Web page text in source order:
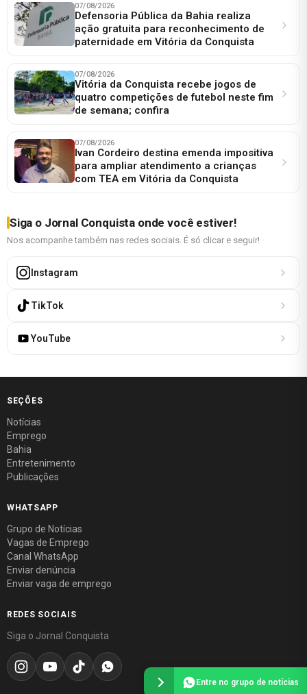
07/08/2026
Defensoria Pública da Bahia realiza
ação gratuita para reconhecimento de
paternidade em Vitória da Conquista
07/08/2026
Vitória da Conquista recebe jogos de
quatro competições de futebol neste fim
de semana; confira
07/08/2026
Ivan Cordeiro destina emenda impositiva
para ampliar atendimento a crianças
com TEA em Vitória da Conquista
Siga o Jornal Conquista onde você estiver!
Nos acompanhe também nas redes sociais. É só clicar e seguir!
Instagram
TikTok
YouTube
SEÇÕES
Notícias
Emprego
Bahia
Entretenimento
Publicações
WHATSAPP
Grupo de Notícias
Vagas de Emprego
Canal WhatsApp
Enviar denúncia
Enviar vaga de emprego
REDES SOCIAIS
Siga o Jornal Conquista
Entre no grupo de notícias